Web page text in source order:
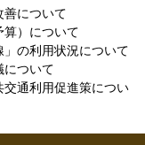
について
）について
の利用状況について
ついて
通利用促進策につい